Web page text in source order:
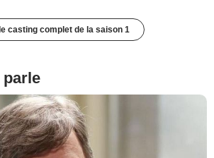
casting complet de la saison 1
parle